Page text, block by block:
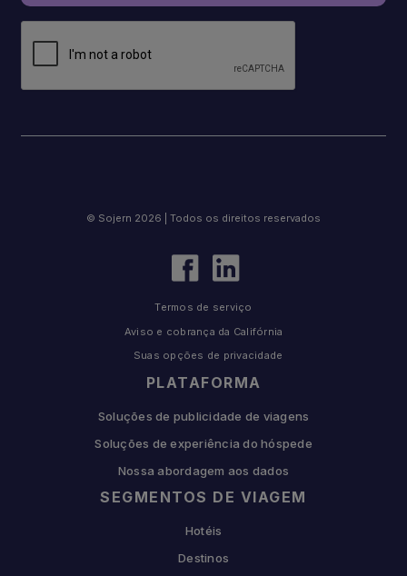
PLATAFORMA
Soluções de publicidade de viagens
Soluções de experiência do hóspede
Nossa abordagem aos dados
SEGMENTOS DE VIAGEM
Hotéis
Destinos
© Sojern 2026 | Todos os direitos reservados
Termos de serviço
Aviso e cobrança da Califórnia
Suas opções de privacidade